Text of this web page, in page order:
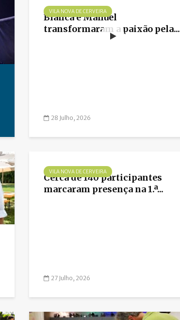
VILA NOVA DE CERVEIRA
Blanca e Manuel
transformaram a paixão pela...
28 Julho, 2026
VILA NOVA DE CERVEIRA
Cerca de 140 participantes
marcaram presença na 1.ª...
27 Julho, 2026